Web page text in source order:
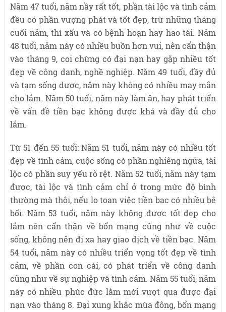
Năm 47 tuổi, năm nầy rất tốt, phần tài lộc và tình cảm
đều có phần vượng phát và tốt đẹp, trừ những tháng
cuối năm, thì xấu và có bệnh hoạn hay hao tài. Năm
48 tuổi, năm này có nhiều buồn hơn vui, nên cẩn thận
vào tháng 9, coi chừng có đại nạn hay gặp nhiều tốt
đẹp về công danh, nghề nghiệp. Năm 49 tuổi, đầy đủ
và tạm sống dược, năm này không có nhiều may mắn
cho lắm. Năm 50 tuổi, năm này làm ăn, hay phát triển
về vấn đề tiền bạc không được khá và đầy đủ cho
lắm.
Từ 51 đến 55 tuổi: Năm 51 tuổi, năm này có nhiều tốt
đẹp về tình cảm, cuộc sống có phần nghiêng ngửa, tài
lộc có phần suy yếu rõ rệt. Năm 52 tuổi, năm này tạm
được, tài lộc và tình cảm chỉ ở trong mức độ bình
thường mà thôi, nếu lo toan việc tiền bạc có nhiều bê
bối. Năm 53 tuổi, năm này không được tốt đẹp cho
lắm nên cẩn thận về bổn mạng cũng như về cuộc
sống, không nên đi xa hay giao dịch về tiền bạc. Năm
54 tuổi, năm này có nhiều triển vọng tốt đẹp về tình
cảm, về phần con cái, có phát triển về công danh
cũng như về sự nghiệp và tình cảm. Năm 55 tuổi, năm
này có nhiều phúc đức lắm mới vượt qua được đại
nạn vào tháng 8. Đại xung khắc mùa đông, bổn mạng